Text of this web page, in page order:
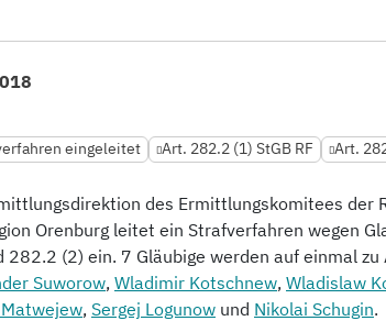
eingeleitet Art. 282.2 (1) StGB RF Art.
des Ermittlungskomitees der
Orenburg leitet ein Strafverfahren wegen
282.2 (2) ein. 7 Gläubige werden auf einmal
Suworow, Wladimir Kotschnew, Wladislaw
, Sergej Logunow und Nikolai Schugin.